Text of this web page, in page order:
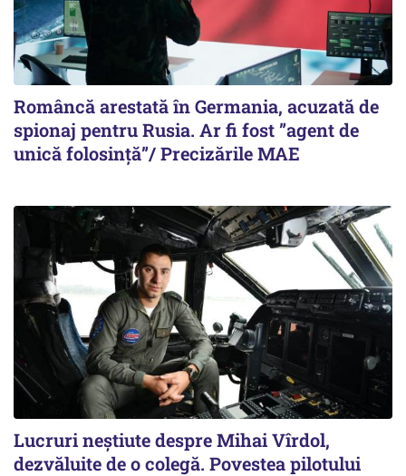
Româncă arestată în Germania, acuzată de
spionaj pentru Rusia. Ar fi fost ”agent de
unică folosință”/ Precizările MAE
Lucruri neștiute despre Mihai Vîrdol,
dezvăluite de o colegă. Povestea pilotului